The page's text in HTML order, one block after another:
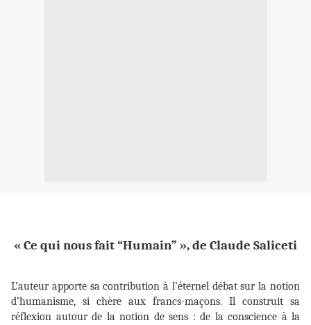
« Ce qui nous fait “Humain” », de Claude Saliceti
L’auteur apporte sa contribution à l’éternel débat sur la notion
d’humanisme, si chère aux francs-maçons. Il construit sa
réflexion autour de la notion de sens : de la conscience à la